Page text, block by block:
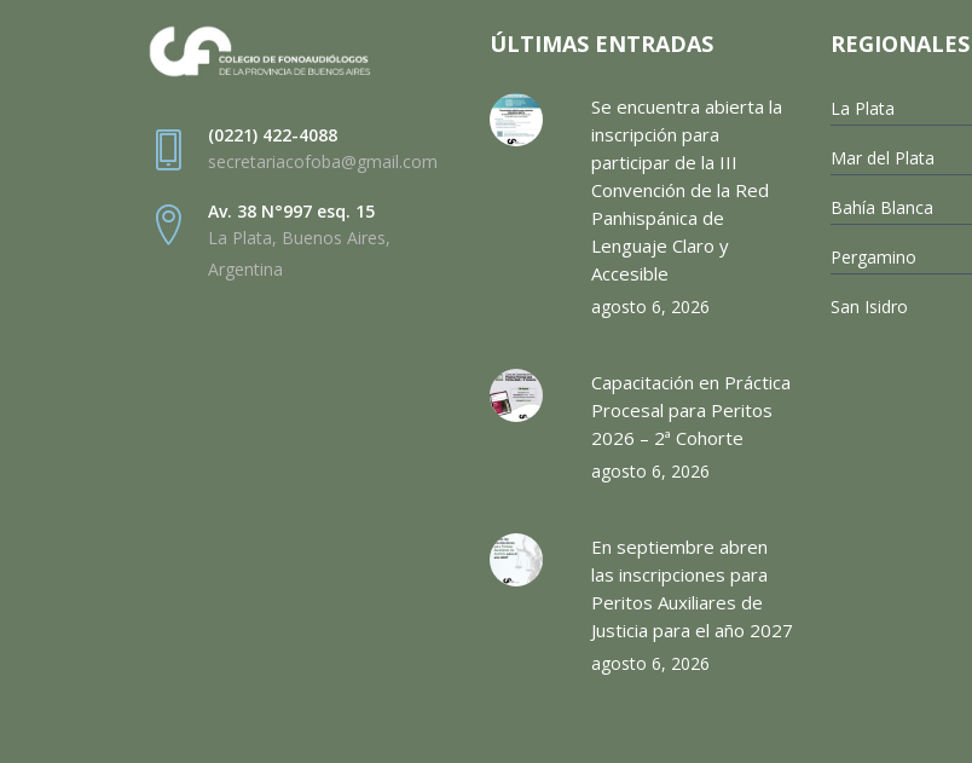
(0221) 422-4088
secretariacofoba@gmail.com
Av. 38 N°997 esq. 15
La Plata, Buenos Aires,
Argentina
ÚLTIMAS ENTRADAS
Se encuentra abierta la
inscripción para
participar de la III
Convención de la Red
Panhispánica de
Lenguaje Claro y
Accesible
agosto 6, 2026
Capacitación en Práctica
Procesal para Peritos
2026 – 2ª Cohorte
agosto 6, 2026
En septiembre abren
las inscripciones para
Peritos Auxiliares de
Justicia para el año 2027
agosto 6, 2026
REGIONALES
La Plata
Mar del Plata
Bahía Blanca
Pergamino
San Isidro